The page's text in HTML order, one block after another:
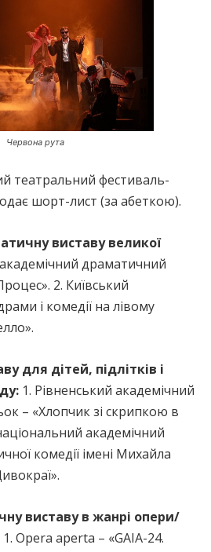
Червона рута
театральний фестиваль-
шорт-лист (за абеткою).
виставу великої
драматичний
2. Київський
і комедії на лівому
для дітей, підлітків і
1. Рівненський академічний
– «Хлопчик зі скрипкою в
академічний
комедії імені Михайла
виставу в жанрі опери/
1. Opera aperta – «GAIA-24.